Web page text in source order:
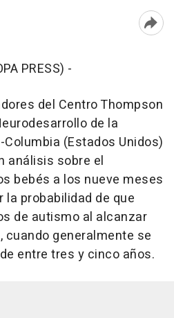
PRESS) -
del Centro Thompson
de la
(Estados Unidos)
análisis sobre el
bebés a los nueve meses
la probabilidad de que
de autismo al alcanzar
cuando generalmente se
entre tres y cinco años.